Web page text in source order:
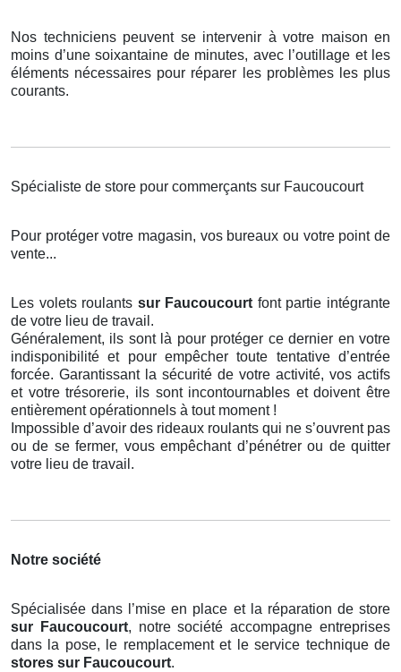
Nos techniciens peuvent se intervenir à votre maison en
moins d’une soixantaine de minutes, avec l’outillage et les
éléments nécessaires pour réparer les problèmes les plus
courants.
Spécialiste de store pour commerçants sur Faucoucourt
Pour protéger votre magasin, vos bureaux ou votre point de
vente...
Les volets roulants sur Faucoucourt font partie intégrante
de votre lieu de travail.
Généralement, ils sont là pour protéger ce dernier en votre
indisponibilité et pour empêcher toute tentative d’entrée
forcée. Garantissant la sécurité de votre activité, vos actifs
et votre trésorerie, ils sont incontournables et doivent être
entièrement opérationnels à tout moment !
Impossible d’avoir des rideaux roulants qui ne s’ouvrent pas
ou de se fermer, vous empêchant d’pénétrer ou de quitter
votre lieu de travail.
Notre société
Spécialisée dans l’mise en place et la réparation de store
sur Faucoucourt, notre société accompagne entreprises
dans la pose, le remplacement et le service technique de
stores sur Faucoucourt.